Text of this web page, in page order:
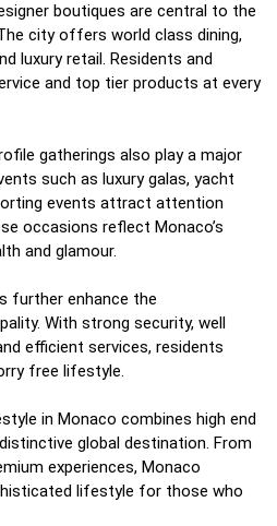
boutiques are central to the
city offers world class dining,
luxury retail. Residents and
and top tier products at every
gatherings also play a major
such as luxury galas, yacht
events attract attention
occasions reflect Monaco’s
and glamour.
further enhance the
With strong security, well
efficient services, residents
free lifestyle.
in Monaco combines high end
global destination. From
experiences, Monaco
lifestyle for those who